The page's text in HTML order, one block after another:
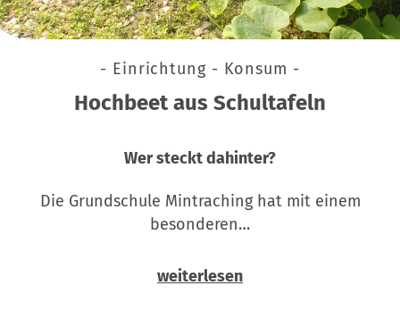
- Einrichtung - Konsum -
Hochbeet aus Schultafeln
Wer steckt dahinter?
Die Grundschule Mintraching hat mit einem
besonderen…
weiterlesen